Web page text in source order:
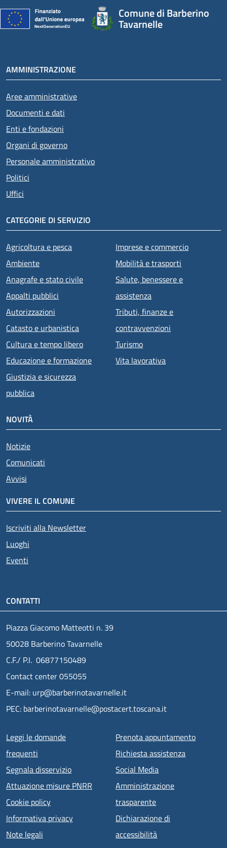
Comune di Barberino
Tavarnelle
AMMINISTRAZIONE
Aree amministrative
Documenti e dati
Enti e fondazioni
Organi di governo
Personale amministrativo
Politici
Uffici
CATEGORIE DI SERVIZIO
Agricoltura e pesca
Ambiente
Anagrafe e stato civile
Appalti pubblici
Autorizzazioni
Catasto e urbanistica
Cultura e tempo libero
Educazione e formazione
Giustizia e sicurezza
pubblica
Imprese e commercio
Mobilità e trasporti
Salute, benessere e
assistenza
Tributi, finanze e
contravvenzioni
Turismo
Vita lavorativa
NOVITÀ
Notizie
Comunicati
Avvisi
VIVERE IL COMUNE
Iscriviti alla Newsletter
Luoghi
Eventi
CONTATTI
Piazza Giacomo Matteotti n. 39
50028 Barberino Tavarnelle
C.F./ P.I. 06877150489
Contact center 055055
E-mail: urp@barberinotavarnelle.it
PEC: barberinotavarnelle@postacert.toscana.it
Menu piè di pagina
Leggi le domande
frequenti
Segnala disservizio
Attuazione misure PNRR
Cookie policy
Informativa privacy
Note legali
Prenota appuntamento
Richiesta assistenza
Social Media
Amministrazione
trasparente
Dichiarazione di
accessibilità